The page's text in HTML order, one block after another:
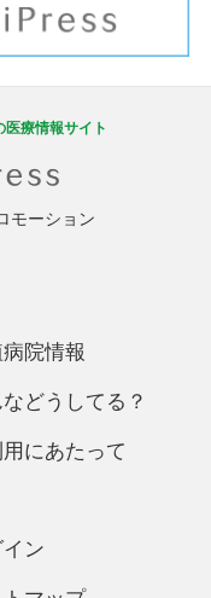
療情報サイト
モーション
院情報
どうしてる？
用にあたって
イン